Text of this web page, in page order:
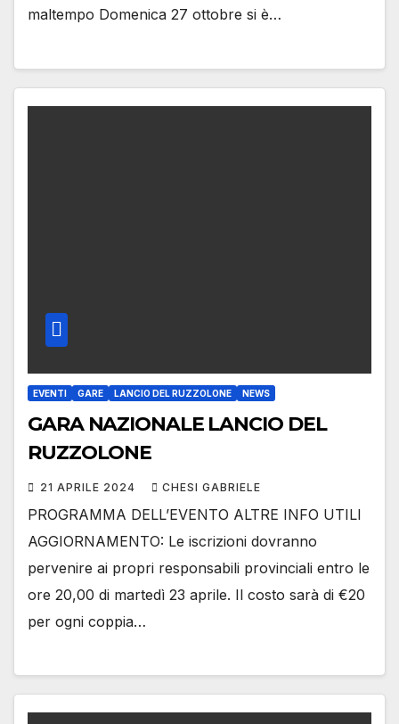
maltempo Domenica 27 ottobre si è…
EVENTI GARE LANCIO DEL RUZZOLONE NEWS
GARA NAZIONALE LANCIO DEL
RUZZOLONE
21 APRILE 2024 CHESI GABRIELE
PROGRAMMA DELL’EVENTO ALTRE INFO UTILI
AGGIORNAMENTO: Le iscrizioni dovranno
pervenire ai propri responsabili provinciali entro le
ore 20,00 di martedì 23 aprile. Il costo sarà di €20
per ogni coppia…